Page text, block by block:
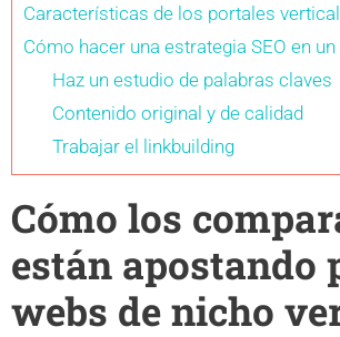
Características de los portales
Cómo hacer una estrategia SEO en
Haz un estudio de palabras claves
Contenido original y de calidad
Trabajar el linkbuilding
Cómo los
están apostando
webs de nicho